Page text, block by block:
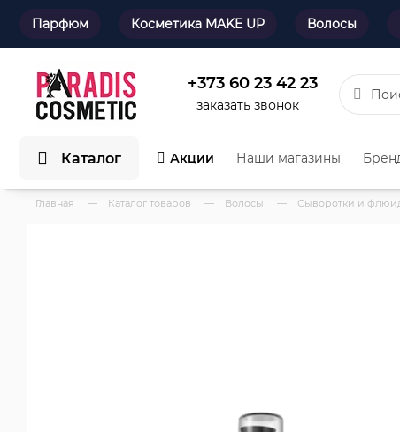
Парфюм Косметика MAKE UP Волосы
+373 60 23 42 23
заказать звонок
Каталог Акции Наши магазины
Главная — Каталог товаров — Волосы — Сыворотки и